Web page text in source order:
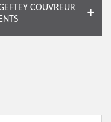
COUVREUR